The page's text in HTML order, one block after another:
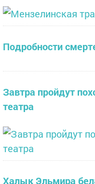
Подробности
Завтра пройдут
театра
Халык Эльмира